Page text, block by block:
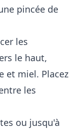
pincée de
les
le haut,
et miel. Placez
les
ou jusqu'à